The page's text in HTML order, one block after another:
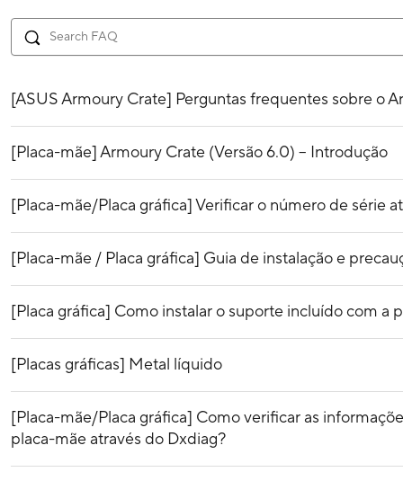
[ASUS Armoury Crate] Perguntas frequentes sobre o
[Placa-mãe] Armoury Crate (Versão 6.0) – Introdução
[Placa-mãe/Placa gráfica] Verificar o número de série
[Placa-mãe / Placa gráfica] Guia de instalação e
[Placa gráfica] Como instalar o suporte incluído com a
[Placas gráficas] Metal líquido
[Placa-mãe/Placa gráfica] Como verificar as
placa-mãe através do Dxdiag?